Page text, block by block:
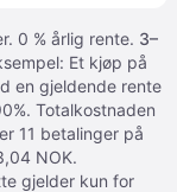
0 % årlig rente. 3–
Et kjøp på
en gjeldende rente
Totalkostnaden
11 betalinger på
NOK.
gjelder kun for